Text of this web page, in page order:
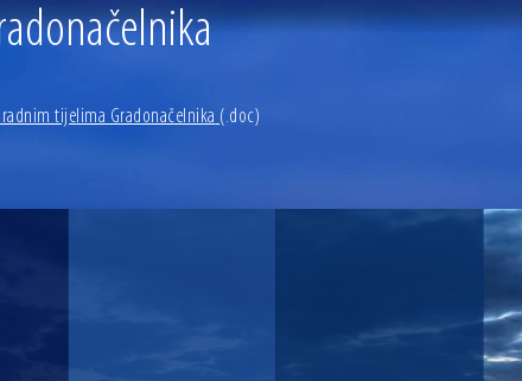
tijelima Gradonačelnika (.doc)